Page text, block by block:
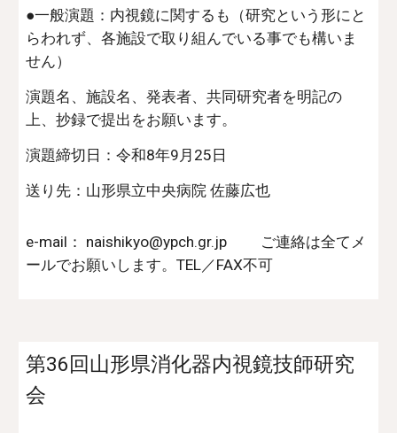
●一般演題：内視鏡に関するも（研究という形にと
らわれず、各施設で取り組んでいる事でも構いま
せん）
演題名、施設名、発表者、共同研究者を明記の
上、抄録で提出をお願います。
演題締切日：令和8年9月25日
送り先：山形県立中央病院 佐藤広也
e-mail： naishikyo@ypch.gr.jp ご連絡は全てメ
ールでお願いします。TEL／FAX不可
第36回山形県消化器内視鏡技師研究
会